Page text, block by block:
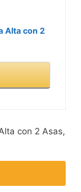
Alta con 2
con 2 Asas,